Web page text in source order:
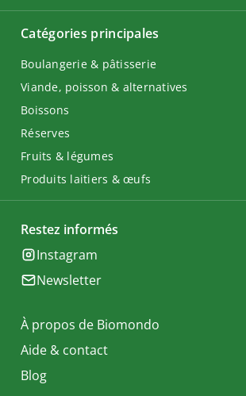
Catégories principales
Boulangerie & pâtisserie
Viande, poisson & alternatives
Boissons
Réserves
Fruits & légumes
Produits laitiers & œufs
Restez informés
Instagram
Newsletter
À propos de Biomondo
Aide & contact
Blog